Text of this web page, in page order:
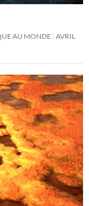
AU MONDE AVRIL